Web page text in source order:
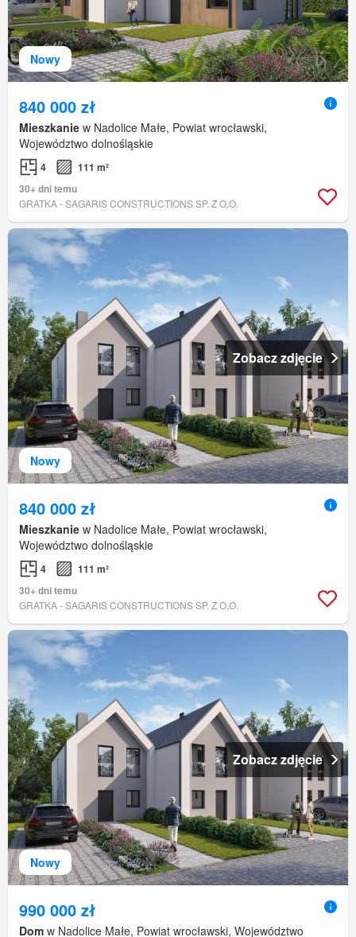
Nowy
840 000 zł
Mieszkanie w Nadolice Małe, Powiat wrocławski,
Województwo dolnośląskie
4
111 m²
30+ dni temu
GRATKA - SAGARIS CONSTRUCTIONS SP. Z O.O.
Nowy
Zobacz zdjęcie
840 000 zł
Mieszkanie w Nadolice Małe, Powiat wrocławski,
Województwo dolnośląskie
4
111 m²
30+ dni temu
GRATKA - SAGARIS CONSTRUCTIONS SP. Z O.O.
Nowy
Zobacz zdjęcie
990 000 zł
Dom w Nadolice Małe, Powiat wrocławski, Województwo